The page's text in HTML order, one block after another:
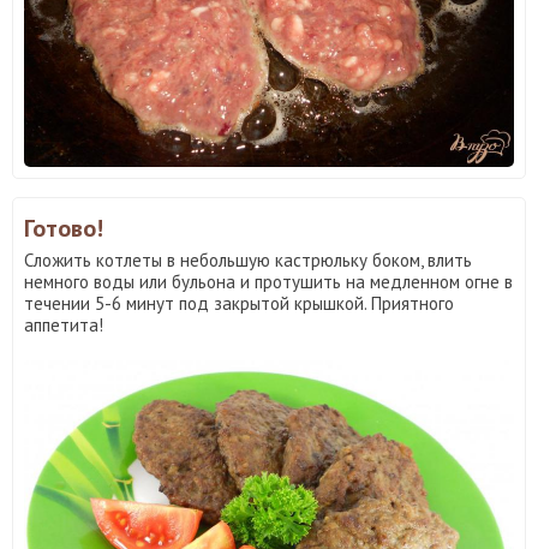
Готово!
Сложить котлеты в небольшую кастрюльку боком, влить
немного воды или бульона и протушить на медленном огне в
течении 5-6 минут под закрытой крышкой. Приятного
аппетита!